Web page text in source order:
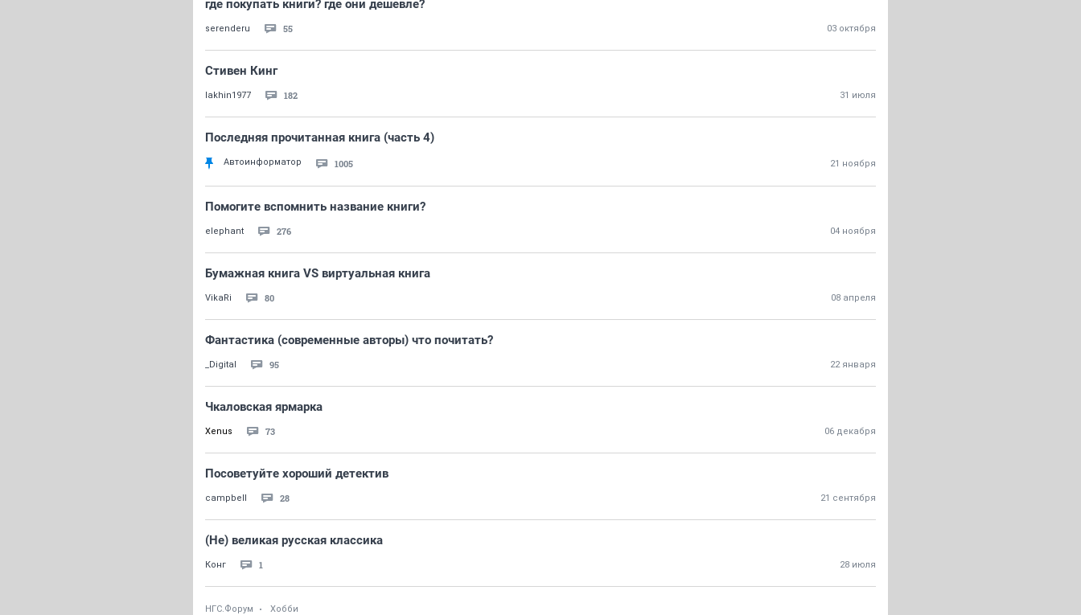
где покупать книги? где они дешевле?
serenderu 55 03 октября
Стивен Кинг
lakhin1977 182 31 июля
Последняя прочитанная книга (часть 4)
Автоинформатор 1005 21 ноября
Помогите вспомнить название книги?
elephant 276 04 ноября
Бумажная книга VS виртуальная книга
VikaRi 80 08 апреля
Фантастика (современные авторы) что почитать?
_Digital 95 22 января
Чкаловская ярмарка
Xenus 73 06 декабря
Посоветуйте хороший детектив
campbell 28 21 сентября
(Не) великая русская классика
Конг 1 28 июля
НГС.Форум Хобби